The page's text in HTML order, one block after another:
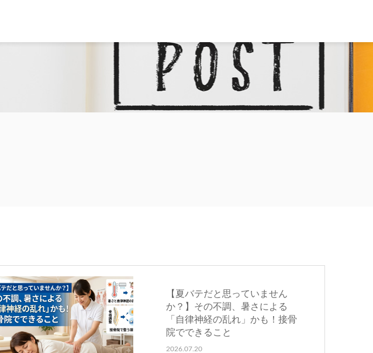
【夏バテだと思っていません
か？】その不調、暑さによる
「自律神経の乱れ」かも！接骨
院でできること
2026.07.20